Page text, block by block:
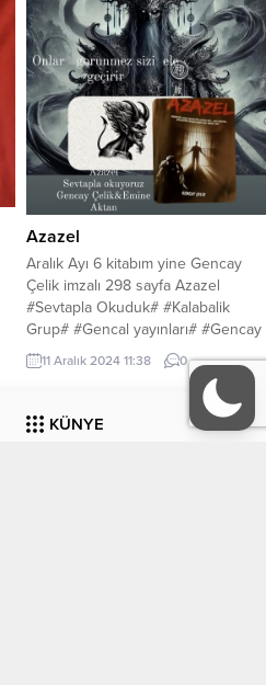
küçük yaşta ailesini...
Azazel
Aralık Ayı 6 kitabım yine Gencay
Çelik imzalı 298 sayfa Azazel
#Sevtapla Okuduk# #Kalabalik
Grup# #Gencal yayınları# #Gencay
Çelik# Büyüye inanırmısıniz?
İnsanların büyü ve görünmez. bir
varlık ile hayatınızın değişeceğine
inanır mısınız? Öyleyse hazır olun
AZAZEL sizi oldukça etkileyen bir
11 Aralık 2024 11:38 0
KÜNYE